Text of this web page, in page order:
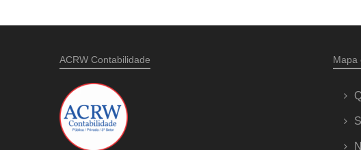
ACRW Contabilidade Mapa